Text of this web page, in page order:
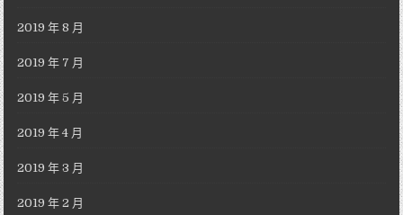
2019 年 8 月
2019 年 7 月
2019 年 5 月
2019 年 4 月
2019 年 3 月
2019 年 2 月